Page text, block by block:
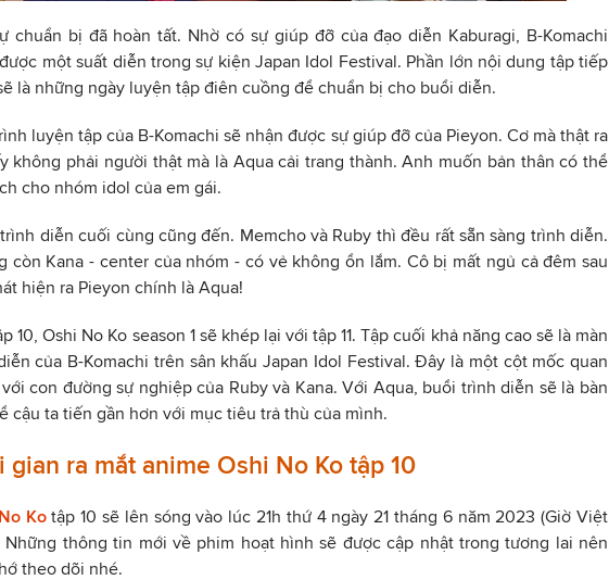
chuẩn bị đã hoàn tất. Nhờ có sự giúp đỡ của đạo diễn Kaburagi, B-Komachi
một suất diễn trong sự kiện Japan Idol Festival. Phần lớn nội dung tập tiếp
là những ngày luyện tập điên cuồng để chuẩn bị cho buổi diễn.
luyện tập của B-Komachi sẽ nhận được sự giúp đỡ của Pieyon. Cơ mà thật ra
không phải người thật mà là Aqua cải trang thành. Anh muốn bản thân có thể
cho nhóm idol của em gái.
diễn cuối cùng cũng đến. Memcho và Ruby thì đều rất sẵn sàng trình diễn.
còn Kana - center của nhóm - có vẻ không ổn lắm. Cô bị mất ngủ cả đêm sau
hiện ra Pieyon chính là Aqua!
10, Oshi No Ko season 1 sẽ khép lại với tập 11. Tập cuối khả năng cao sẽ là màn
của B-Komachi trên sân khấu Japan Idol Festival. Đây là một cột mốc quan
con đường sự nghiệp của Ruby và Kana. Với Aqua, buổi trình diễn sẽ là bàn
cậu ta tiến gần hơn với mục tiêu trả thù của mình.
gian ra mắt anime Oshi No Ko tập 10
Kotập 10 sẽ lên sóng vào lúc 21h thứ 4 ngày 21 tháng 6 năm 2023 (Giờ Việt
Những thông tin mới về phim hoạt hình sẽ được cập nhật trong tương lai nên
theo dõi nhé.